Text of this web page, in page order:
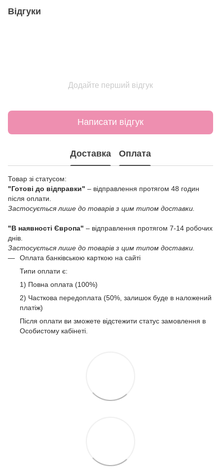
Відгуки
Додайте перший відгук
Написати відгук
Доставка Оплата
Товар зі статусом:
"Готові до відправки" – відправлення протягом 48 годин
після оплати.
Застосується лише до товарів з цим типом доставки.
"В наявності Європа" – відправлення протягом 7-14 робочих
днів.
Застосується лише до товарів з цим типом доставки.
Оплата банківською карткою на сайті
Типи оплати є:
1) Повна оплата (100%)
2) Часткова передоплата (50%, залишок буде в наложений
платіж)
Після оплати ви зможете відстежити статус замовлення в
Особистому кабінеті.